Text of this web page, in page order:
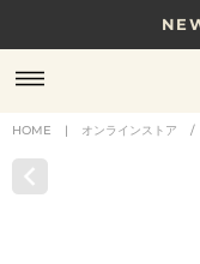
8/17(月)10時
贈る相手やシ
HOME | オンラインストア /